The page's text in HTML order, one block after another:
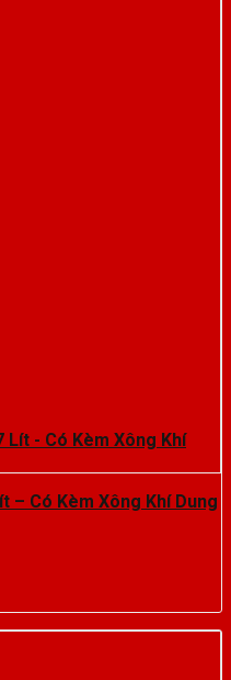
– Có Kèm Xông Khí Dung